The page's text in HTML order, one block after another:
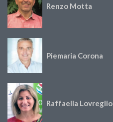
Renzo Motta
Piemaria Corona
Raffaella Lovreglio